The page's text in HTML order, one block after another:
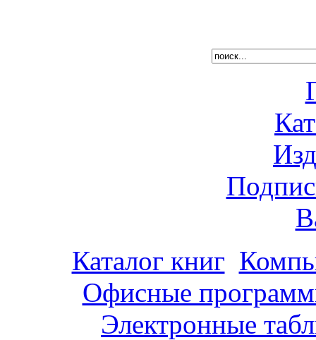
Каталог книг
Офисные
Электронные